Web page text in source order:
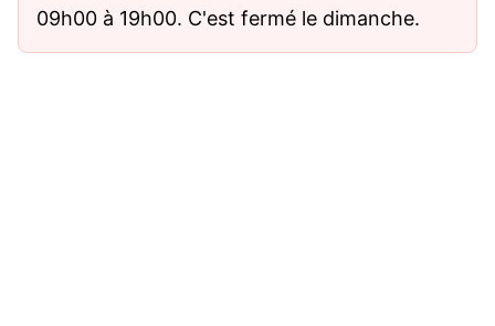
09h00 à 19h00. C'est fermé le dimanche.